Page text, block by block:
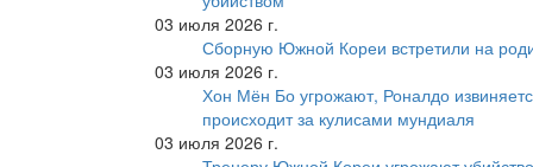
03 июля 2026 г.
Сборную Южной Кореи встретили на
03 июля 2026 г.
Хон Мён Бо угрожают, Роналдо
происходит за кулисами мундиаля
03 июля 2026 г.